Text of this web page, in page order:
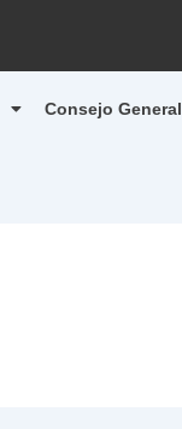
Consejo General